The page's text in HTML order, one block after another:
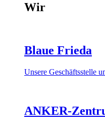
Wir
Blaue Frieda
Unsere Geschäftsstelle
ANKER-